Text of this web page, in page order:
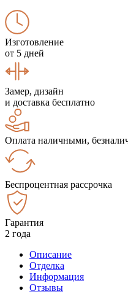
Изготовление
от 5 дней
Замер, дизайн
и доставка бесплатно
Оплата наличными,
Беспроцентная рассрочка
Гарантия
2 года
Описание
Отделка
Информация
Отзывы